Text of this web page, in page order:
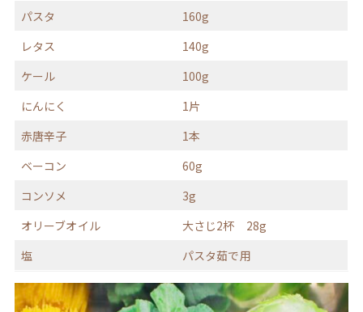
パスタ
160g
レタス
140g
ケール
100g
にんにく
1片
赤唐辛子
1本
ベーコン
60g
コンソメ
3g
オリーブオイル
大さじ2杯 28g
塩
パスタ茹で用